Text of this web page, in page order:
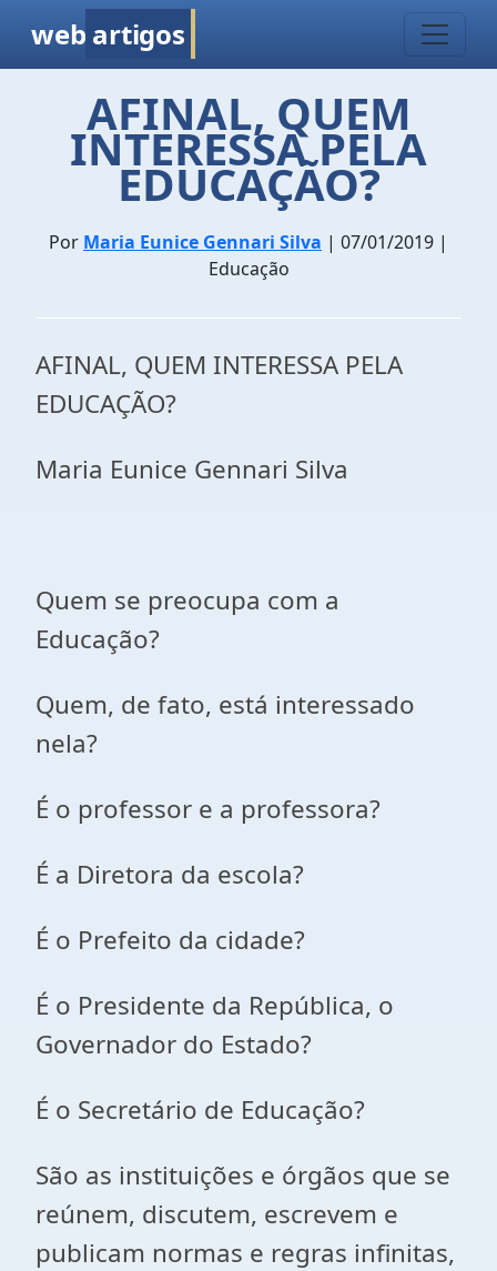
web artigos
AFINAL, QUEM
INTERESSA PELA
EDUCAÇÃO?
Por Maria Eunice Gennari Silva | 07/01/2019 |
Educação
AFINAL, QUEM INTERESSA PELA
EDUCAÇÃO?
Maria Eunice Gennari Silva
Quem se preocupa com a
Educação?
Quem, de fato, está interessado
nela?
É o professor e a professora?
É a Diretora da escola?
É o Prefeito da cidade?
É o Presidente da República, o
Governador do Estado?
É o Secretário de Educação?
São as instituições e órgãos que se
reúnem, discutem, escrevem e
publicam normas e regras infinitas,